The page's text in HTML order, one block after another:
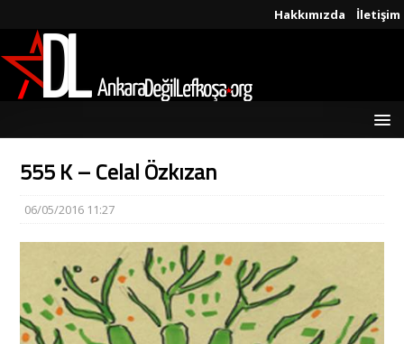
Hakkımızda İletişim
555 K – Celal Özkızan
06/05/2016 11:27